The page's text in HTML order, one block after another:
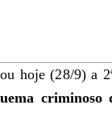
hoje (28/9) a
criminoso